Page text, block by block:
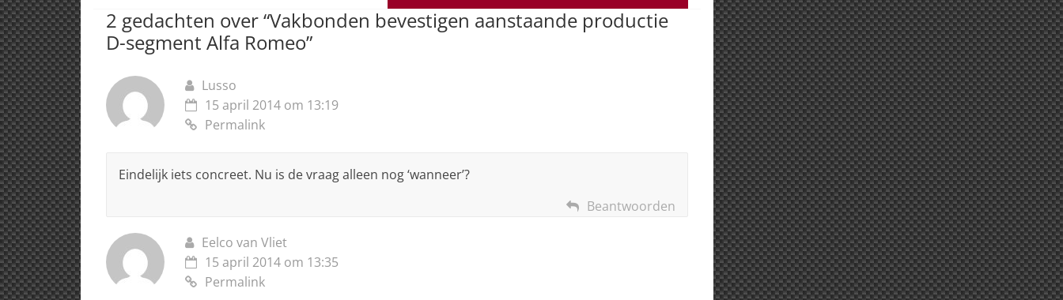
p
p
o
o
n s
2 gedachten over “Vakbonden bevestigen aanstaande productie
D-segment Alfa Romeo”
Lusso
15 april 2014 om 13:19
Permalink
Eindelijk iets concreet. Nu is de vraag alleen nog ‘wanneer’?
Beantwoorden
Eelco van Vliet
15 april 2014 om 13:35
Permalink